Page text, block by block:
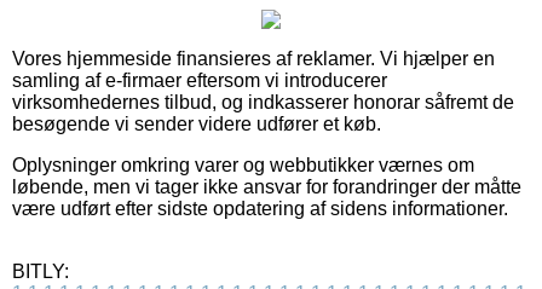
Vores hjemmeside finansieres af reklamer. Vi hjælper en
samling af e-firmaer eftersom vi introducerer
virksomhedernes tilbud, og indkasserer honorar såfremt de
besøgende vi sender videre udfører et køb.
Oplysninger omkring varer og webbutikker værnes om
løbende, men vi tager ikke ansvar for forandringer der måtte
være udført efter sidste opdatering af sidens informationer.
BITLY: